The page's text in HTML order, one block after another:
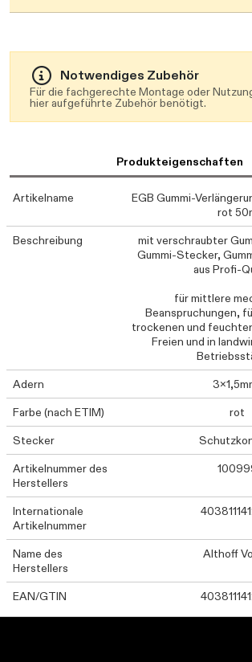
Notwendiges Zubehör
Für die fachgerechte Montage oder
hier aufgeführte Zubehör benötigt.
Produkteigenschaften
Artikelname
EGB Gummi-
rot
Beschreibung
mit verschraubter
Gummi-Stecker,
aus Profi-
für mittlere
Beanspruchungen,
trockenen und
Freien und in
Adern
Farbe (nach ETIM)
rot
Stecker
Artikelnummer des
Herstellers
Internationale
Artikelnummer
Name des
Herstellers
Althoff
EAN/GTIN